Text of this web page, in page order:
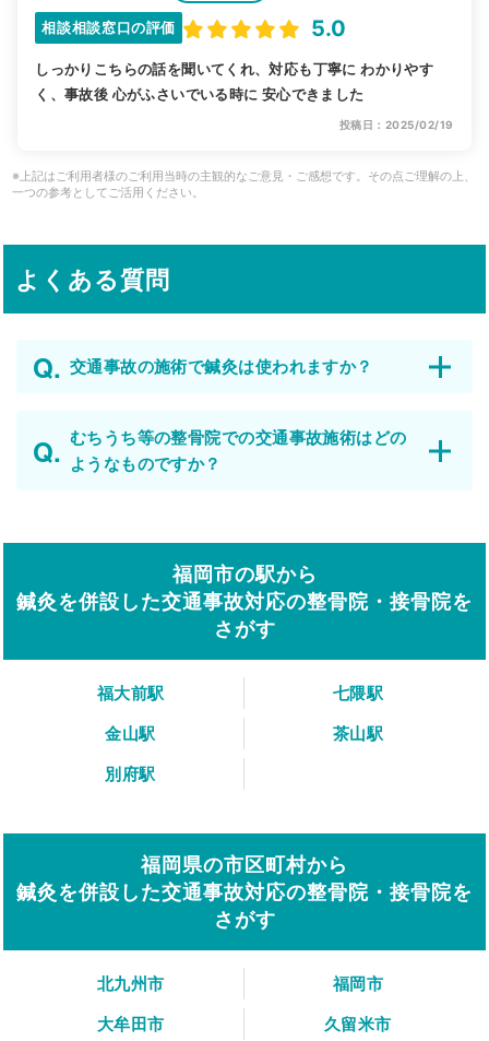
相談相談窓口の評価 5.0
しっかりこちらの話を聞いてくれ、対応も丁寧に わかりやす
く、事故後 心がふさいでいる時に 安心できました
投稿日：2025/02/19
※上記はご利用者様のご利用当時の主観的なご意見・ご感想です。その点ご理解の上、
一つの参考としてご活用ください。
よくある質問
交通事故の施術で鍼灸は使われますか？
むちうち等の整骨院での交通事故施術はどの
ようなものですか？
福岡市の駅から
鍼灸を併設した交通事故対応の整骨院・接骨院を
さがす
福大前駅
七隈駅
金山駅
茶山駅
別府駅
福岡県の市区町村から
鍼灸を併設した交通事故対応の整骨院・接骨院を
さがす
北九州市
福岡市
大牟田市
久留米市